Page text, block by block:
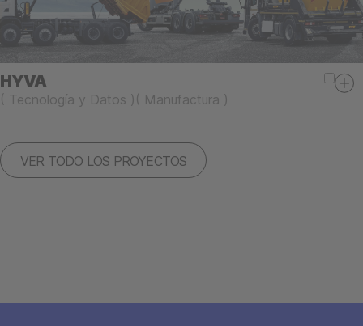
VER TODO LOS PROYECTOS
HYVA
( Tecnología y Datos ) ( Manufactura )